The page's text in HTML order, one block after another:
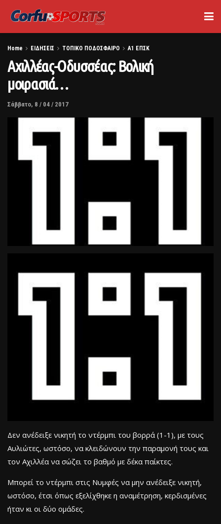
Home ΕΙΔΗΣΕΙΣ ΤΟΠΙΚΟ ΠΟΔΟΣΦΑΙΡΟ Α1 ΕΠΣΚ
Αχιλλέας-Οδυσσέας: Βολική
μοιρασιά…
Σάββατο, 8 / 04 / 2017
Δεν ανέδειξε νικητή το ντέρμπι του βορρά (1-1), με τους
Αυλιώτες, ωστόσο, να κλειδώνουν την παραμονή τους και
τον Αχιλλέα να σώζει το βαθμό με δέκα παίκτες.
Μπορεί το ντέρμπι στις Νυμφές να μην ανέδειξε νικητή,
ωστόσο, έτσι όπως εξελίχθηκε η αναμέτρηση, κερδισμένες
ήταν κι οι δύο ομάδες.